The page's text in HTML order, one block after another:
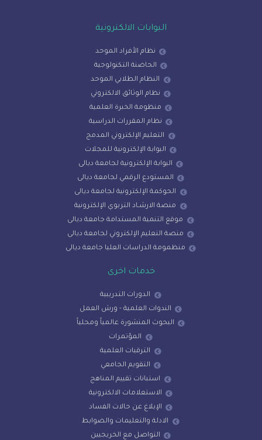
البوابات الالكترونية
نظام الأفراد الموحد
الحاضنة التكنولوجية
النظام الطلابي الموحد
نظام الوثائق الالكتروني
منظومة الخبرة العلمية
نظام المقررات الدراسية
التعليم الإلكتروني المدمج
البوابة الإلكترونية للمجلات
البوابة الإلكترونية لجامعة ديالى
المستودع الرقمي لجامعة ديالى
الحوكمة الإلكترونية لجامعة ديالى
منصة الارشـاد التربوي الإلكترونية
موقع التنمية المستدامة جامعة ديالى
منصة التعليم الإلكتروني لجامعة ديالى
منظمومة الدراسات العليا جامعة ديالى
الدورات التدريبية
الندوات العلمية - ورش العمل
البحوث المنشورة عالمياً ومحلياً
الترقيات العلمية
التقويم الجامعي
استبانات تقييم المناهج
الاستعلامات الالكترونية
الإبلاغ عن حالات الفساد
الادلة والتعليمات والضوابط
التواصل مع الخريجيين